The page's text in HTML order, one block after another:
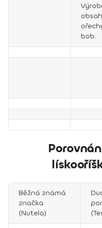
bob.
Běžná známá
značka
(Nutela)